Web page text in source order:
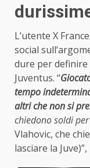
L’utente X
social
dure per definire
Juventus. “
tempo
altri che non si
chiedono soldi
Vlahovic, che
lasciare la